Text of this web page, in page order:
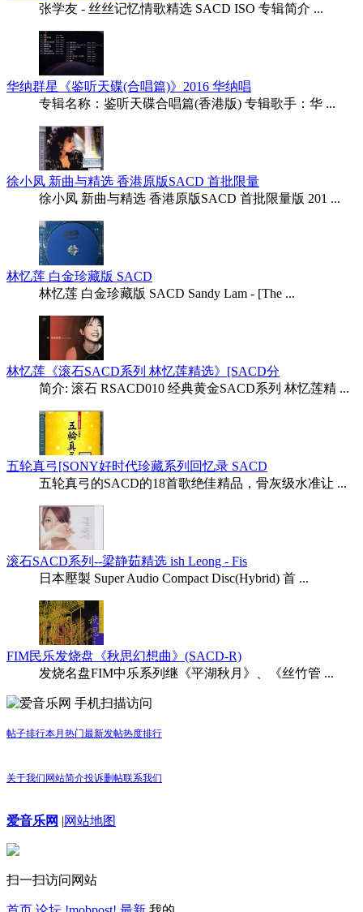
张学友 - 丝丝记忆情歌精选 SACD ISO 专辑简介 ...
华纳群星《鉴听天碟(合唱篇)》2016 华纳唱
专辑名称：鉴听天碟合唱篇(香港版) 专辑歌手：华 ...
徐小凤 新曲与精选 香港原版SACD 首批限量
徐小凤 新曲与精选 香港原版SACD 首批限量版 201 ...
林忆莲 白金珍藏版 SACD
林忆莲 白金珍藏版 SACD Sandy Lam - [The ...
林忆莲《滚石SACD系列 林忆莲精选》[SACD分
简介: 滚石 RSACD010 经典黄金SACD系列 林忆莲精 ...
五轮真弓[SONY好时代珍藏系列回忆录 SACD
五轮真弓的SACD的18首歌绝佳精品，骨灰级水准让 ...
滚石SACD系列--梁静茹精选 ish Leong - Fis
日本壓製 Super Audio Compact Disc(Hybrid) 首 ...
FIM民乐发烧盘《秋思幻想曲》(SACD-R)
发烧名盘FIM中乐系列继《平湖秋月》、《丝竹管 ...
手机扫描访问
帖子排行本月热门最新发帖热度排行
关于我们 网站简介投诉删帖联系我们
爱音乐网 |网站地图
扫一扫访问网站